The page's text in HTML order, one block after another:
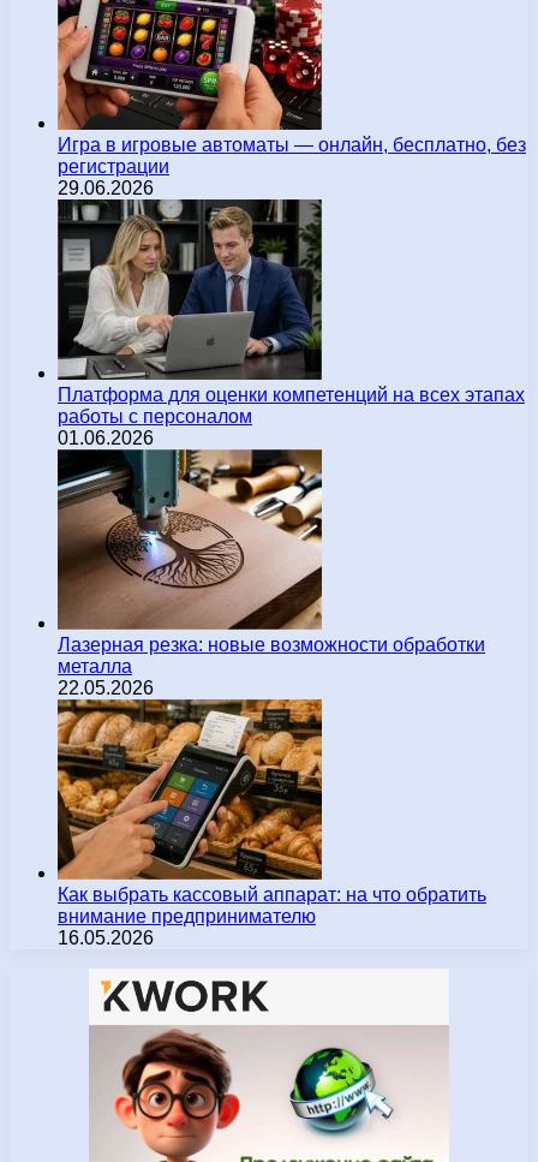
Игра в игровые автоматы — онлайн, бесплатно, без
регистрации
29.06.2026
Платформа для оценки компетенций на всех этапах
работы с персоналом
01.06.2026
Лазерная резка: новые возможности обработки
металла
22.05.2026
Как выбрать кассовый аппарат: на что обратить
внимание предпринимателю
16.05.2026